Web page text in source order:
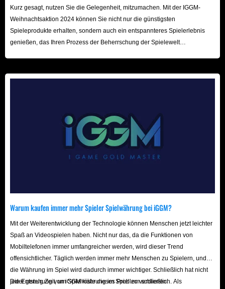
Kurz gesagt, nutzen Sie die Gelegenheit, mitzumachen. Mit der IGGM-
Weihnachtsaktion 2024 können Sie nicht nur die günstigsten
Spieleprodukte erhalten, sondern auch ein entspannteres Spielerlebnis
genießen, das Ihren Prozess der Beherrschung der Spielewelt
Warum kaufen immer mehr Spieler Spielwährung bei iGGM?
Mit der Weiterentwicklung der Technologie können Menschen jetzt leichter
Spaß an Videospielen haben. Nicht nur das, da die Funktionen von
Mobiltelefonen immer umfangreicher werden, wird dieser Trend
offensichtlicher. Täglich werden immer mehr Menschen zu Spielern, und
die Währung im Spiel wird dadurch immer wichtiger. Schließlich hat nicht
jeder genug Zeit, um Spielwährung im Spiel zu verdienen.
Die Entstehung von iGGM löste dieses Problem schließlich. Als